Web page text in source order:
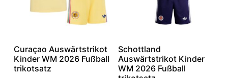
Curaçao Auswärtstrikot
Kinder WM 2026 Fußball
trikotsatz
Schottland
Auswärtstrikot Kinder
WM 2026 Fußball